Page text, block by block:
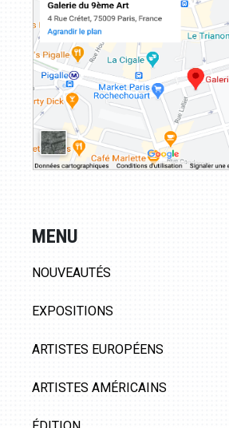
MENU
NOUVEAUTÉS
EXPOSITIONS
ARTISTES EUROPÉENS
ARTISTES AMÉRICAINS